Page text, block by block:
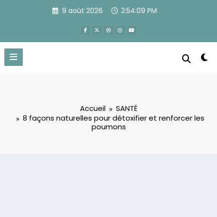
9 août 2026 2:54:10 PM
Accueil
SANTÉ
8 façons naturelles pour détoxifier et renforcer les
poumons